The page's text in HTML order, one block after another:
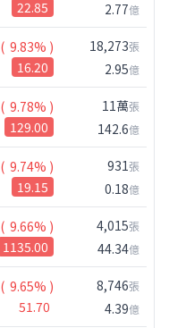
22.85 2.77億
( 9.83% )
16.20
18,273張
2.95億
( 9.78% )
129.00
11萬張
142.6億
( 9.74% )
19.15
931張
0.18億
( 9.66% )
1135.00
4,015張
44.34億
( 9.65% )
51.70
8,746張
4.39億